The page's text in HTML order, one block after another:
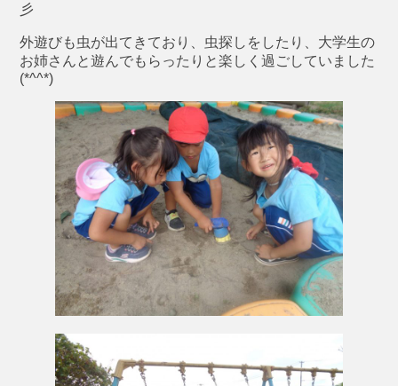
彡
外遊びも虫が出てきており、虫探しをしたり、大学生の
お姉さんと遊んでもらったりと楽しく過ごしていました
(*^^*)